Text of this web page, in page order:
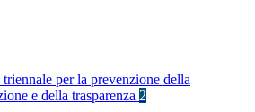
triennale per la prevenzione della
e della trasparenza 2